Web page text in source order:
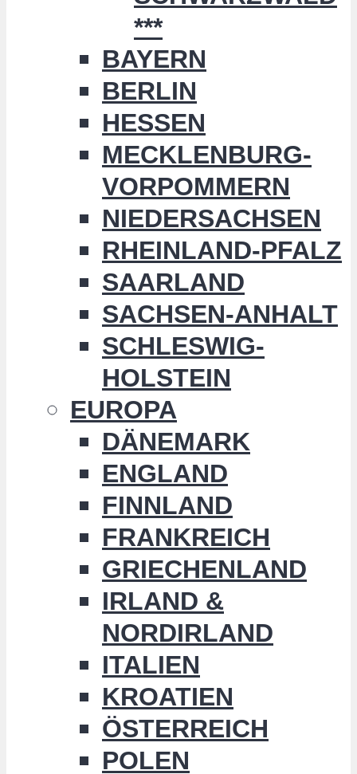
***
BAYERN
BERLIN
HESSEN
MECKLENBURG-
VORPOMMERN
NIEDERSACHSEN
RHEINLAND-PFALZ
SAARLAND
SACHSEN-ANHALT
SCHLESWIG-
HOLSTEIN
EUROPA
DÄNEMARK
ENGLAND
FINNLAND
FRANKREICH
GRIECHENLAND
IRLAND &
NORDIRLAND
ITALIEN
KROATIEN
ÖSTERREICH
POLEN